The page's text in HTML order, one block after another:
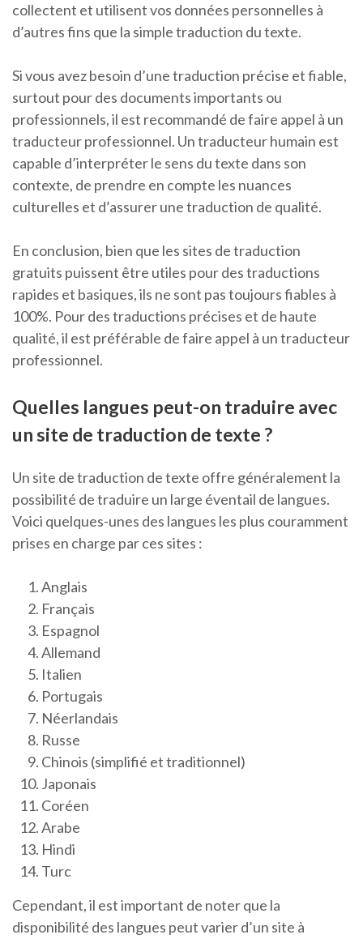
collectent et utilisent vos données personnelles à
d’autres fins que la simple traduction du texte.
Si vous avez besoin d’une traduction précise et fiable,
surtout pour des documents importants ou
professionnels, il est recommandé de faire appel à un
traducteur professionnel. Un traducteur humain est
capable d’interpréter le sens du texte dans son
contexte, de prendre en compte les nuances
culturelles et d’assurer une traduction de qualité.
En conclusion, bien que les sites de traduction
gratuits puissent être utiles pour des traductions
rapides et basiques, ils ne sont pas toujours fiables à
100%. Pour des traductions précises et de haute
qualité, il est préférable de faire appel à un traducteur
professionnel.
Quelles langues peut-on traduire avec
un site de traduction de texte ?
Un site de traduction de texte offre généralement la
possibilité de traduire un large éventail de langues.
Voici quelques-unes des langues les plus couramment
prises en charge par ces sites :
Anglais
Français
Espagnol
Allemand
Italien
Portugais
Néerlandais
Russe
Chinois (simplifié et traditionnel)
Japonais
Coréen
Arabe
Hindi
Turc
Cependant, il est important de noter que la
disponibilité des langues peut varier d’un site à